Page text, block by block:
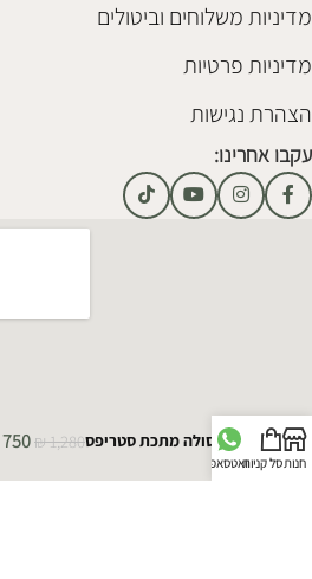
מדיניות משלוחים וביטולים
מדיניות פרטיות
הצהרת נגישות
עקבו אחרינו:
חנותסל קניותוואטסאפ
קונסולה מתכת סטריפס ₪1,280
750